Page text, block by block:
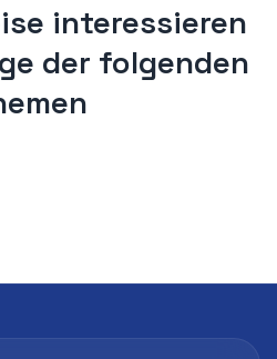
interessieren
der folgenden